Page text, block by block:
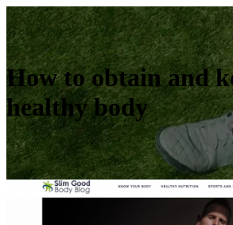
How to obtain and
healthy body